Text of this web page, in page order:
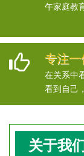
午家庭教
专注一
在关系中
看到自己
关于我们